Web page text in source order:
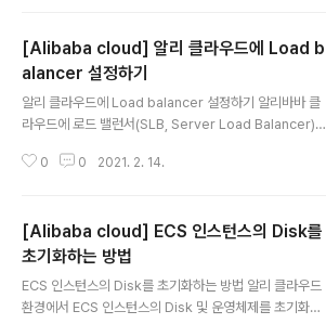
라우드에서 바로 호출하여 사용할 수 있다. Function Co
mpute 활성화 하기 Function Compute를 사용하기 위
해선 활성화 하는 작업이 필요하다. 메뉴에서 "Function
Compute"를 찾아 들어간다. Function Compute 비용
지불에 관한 안내가 나온다. Function Compute는 Pay
-As-You-Go 방..
[Alibaba cloud] 알리 클라우드에 Load b
alancer 설정하기
알리 클라우드에 Load balancer 설정하기 알리바바 클
라우드에 로드 밸런서(SLB, Server Load Balancer)를
전 지식 로드 밸런싱(부하분산)의 정의 부하분산 - 위키백
들이 부하 분산을 통해 라우팅되고 있다. 부하분산 또는 로
드 밸런싱(load balancing)[1]은 컴퓨터 네트워 ko.wiki
pedia.org 선행 작업 이 글에서 다루는 주제는 알리 클라
우드 환경의 ECS가 필요하므로 ECS 인스턴스를 만들지
0 0 2021. 2. 14.
[Alibaba cloud] ECS 인스턴스의 Disk를
초기화하는 방법
ECS 인스턴스의 Disk를 초기화하는 방법 알리 클라우드
환경에서 ECS 인스턴스의 Disk 및 운영체제를 초기화하